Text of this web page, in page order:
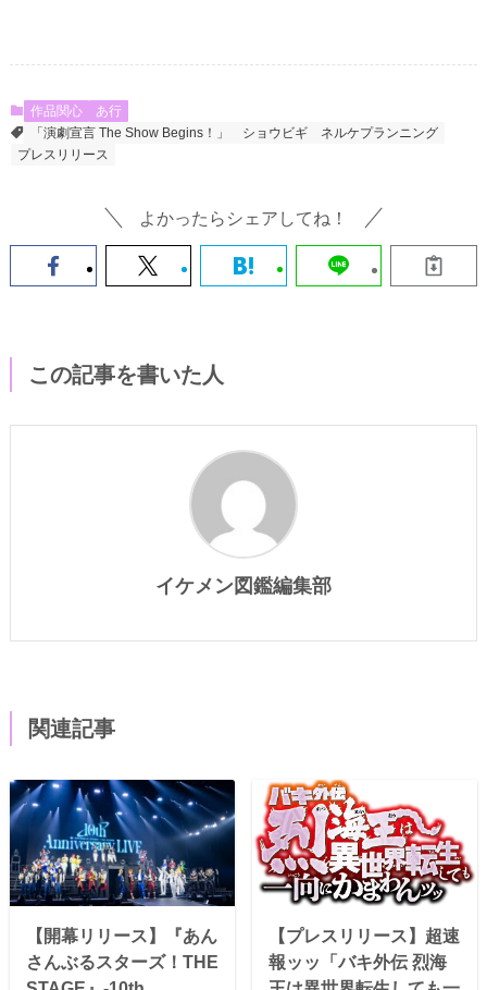
作品関心
あ行
「演劇宣言 The Show Begins！」
ショウビギ
ネルケプランニング
プレスリリース
よかったらシェアしてね！
この記事を書いた人
イケメン図鑑編集部
関連記事
【開幕リリース】『あん
さんぶるスターズ！THE
【プレスリリース】超速
報ッッ「バキ外伝 烈海